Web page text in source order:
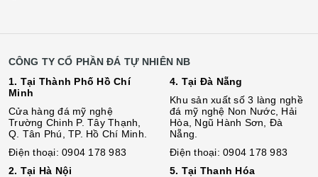
CÔNG TY CỔ PHẦN ĐÁ TỰ NHIÊN NB
1. Tại Thành Phố Hồ Chí
Minh
Cửa hàng đá mỹ nghệ
Trường Chinh P. Tây Thạnh,
Q. Tân Phú, TP. Hồ Chí Minh.
Điện thoại: 0904 178 983
2. Tại Hà Nội
4. Tại Đà Nẵng
Khu sản xuất số 3 làng nghề
đá mỹ nghệ Non Nước, Hải
Hòa, Ngũ Hành Sơn, Đà
Nẵng.
Điện thoại: 0904 178 983
5. Tại Thanh Hóa